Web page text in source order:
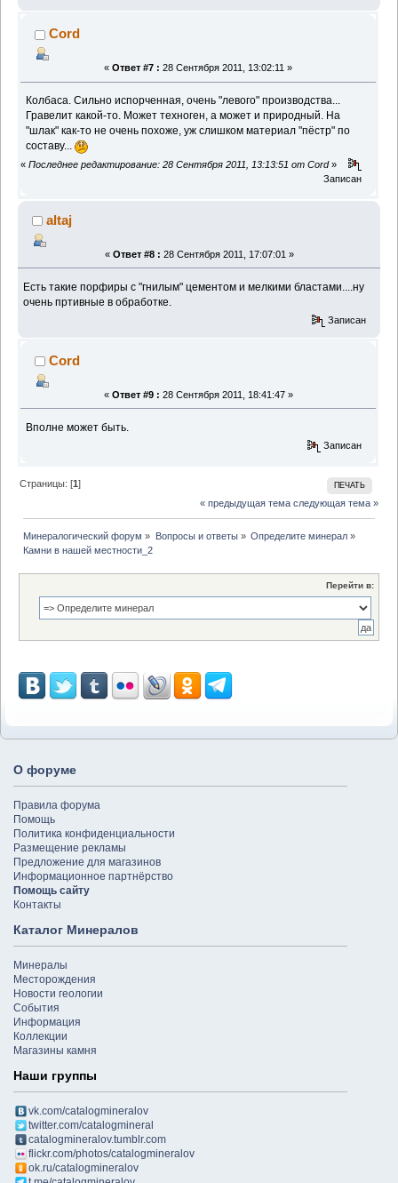
Cord
« Ответ #7 : 28 Сентября 2011, 13:02:11 »
Колбаса. Сильно испорченная, очень "левого" производства...
Гравелит какой-то. Может техноген, а может и природный. На
"шлак" как-то не очень похоже, уж слишком материал "пёстр" по
составу...
« Последнее редактирование: 28 Сентября 2011, 13:13:51 от Cord»
Записан
altaj
« Ответ #8 : 28 Сентября 2011, 17:07:01 »
Есть такие порфиры с "гнилым" цементом и мелкими бластами....ну
очень пртивные в обработке.
Записан
Cord
« Ответ #9 : 28 Сентября 2011, 18:41:47 »
Вполне может быть.
Записан
ПЕЧАТЬ
Страницы: [1]
« предыдущая тема следующая тема »
Минералогический форум » Вопросы и ответы» Определите минерал»
Камни в нашей местности_2
Перейти в:
О форуме
Правила форума
Помощь
Политика конфиденциальности
Размещение рекламы
Предложение для магазинов
Информационное партнёрство
Помощь сайту
Контакты
Каталог Минералов
Минералы
Месторождения
Новости геологии
События
Информация
Коллекции
Магазины камня
Наши группы
vk.com/catalogmineralov
twitter.com/catalogmineral
catalogmineralov.tumblr.com
flickr.com/photos/catalogmineralov
ok.ru/catalogmineralov